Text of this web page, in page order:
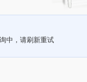
中，请刷新重试